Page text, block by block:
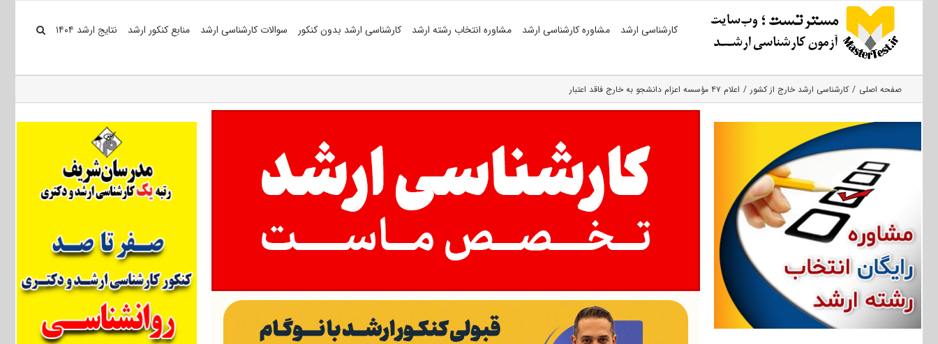
کارشناسی ارشد مشاوره کارشناسی ارشد مشاوره انتخاب رشته ارشد کارشناسی ارشد بدون کنکور سوالات کارشناسی ارشد منابع کنکور ارشد نتایج ارشد ۱۴۰۴
صفحه اصلی کارشناسی ارشد خارج از کشور اعلام ۴۷ مؤسسه اعزام دانشجو به خارج فاقد اعتبار